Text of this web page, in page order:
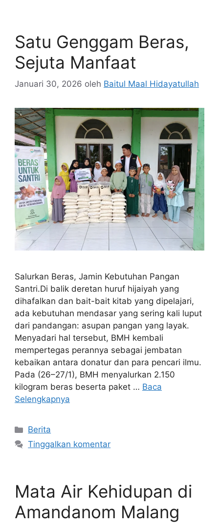
Satu Genggam Beras,
Sejuta Manfaat
Januari 30, 2026 oleh Baitul Maal Hidayatullah
Salurkan Beras, Jamin Kebutuhan Pangan
Santri.Di balik deretan huruf hijaiyah yang
dihafalkan dan bait-bait kitab yang dipelajari,
ada kebutuhan mendasar yang sering kali luput
dari pandangan: asupan pangan yang layak.
Menyadari hal tersebut, BMH kembali
mempertegas perannya sebagai jembatan
kebaikan antara donatur dan para pencari ilmu.
Pada (26–27/1), BMH menyalurkan 2.150
kilogram beras beserta paket … Baca
Selengkapnya
Kategori
Berita
Tinggalkan komentar
Mata Air Kehidupan di
Amandanom Malang